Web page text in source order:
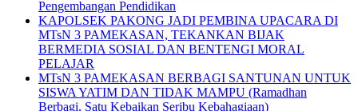
Pengembangan Pendidikan
KAPOLSEK PAKONG JADI PEMBINA UPACARA DI
MTsN 3 PAMEKASAN, TEKANKAN BIJAK
BERMEDIA SOSIAL DAN BENTENGI MORAL
PELAJAR
MTsN 3 PAMEKASAN BERBAGI SANTUNAN UNTUK
SISWA YATIM DAN TIDAK MAMPU (Ramadhan
Berbagi, Satu Kebaikan Seribu Kebahagiaan)